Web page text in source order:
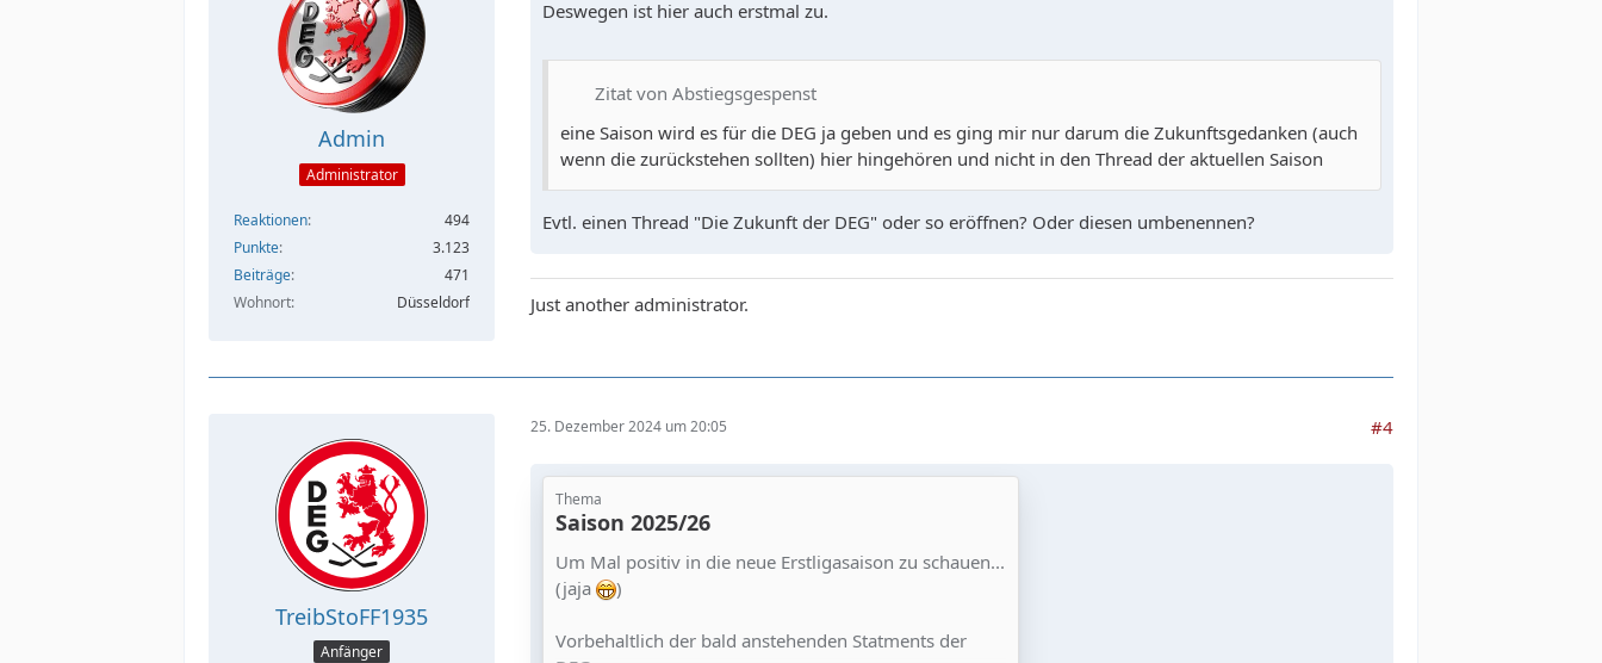
Admin
Administrator
Reaktionen
494
Punkte
3.123
Beiträge
471
Wohnort
Düsseldorf
Deswegen ist hier auch erstmal zu.
Zitat von Abstiegsgespenst
eine Saison wird es für die DEG ja geben und es ging mir nur darum die Zukunftsgedanken (auch
wenn die zurückstehen sollten) hier hingehören und nicht in den Thread der aktuellen Saison
Evtl. einen Thread "Die Zukunft der DEG" oder so eröffnen? Oder diesen umbenennen?
Just another administrator.
TreibStoFF1935
Anfänger
25. Dezember 2024 um 20:05 #4
Thema
Saison 2025/26
Um Mal positiv in die neue Erstligasaison zu schauen...
(jaja
)
Vorbehaltlich der bald anstehenden Statments der